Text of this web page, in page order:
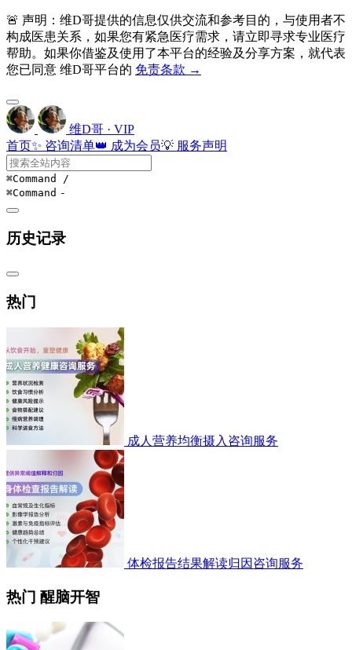
🚨 声明：维D哥提供的信息仅供交流和参考目的，与使用者不
构成医患关系，如果您有紧急医疗需求，请立即寻求专业医疗
帮助。如果你借鉴及使用了本平台的经验及分享方案，就代表
您已同意 维D哥平台的 免责条款 →
维D哥 · VIP
首页✨ 咨询清单👑 成为会员💡 服务声明
⌘Command /
⌘Command -
历史记录
热门
成人营养均衡摄入咨询服务
体检报告结果解读归因咨询服务
热门 醒脑开智